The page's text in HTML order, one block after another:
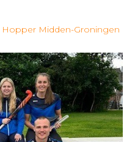
Hopper Midden-Groningen